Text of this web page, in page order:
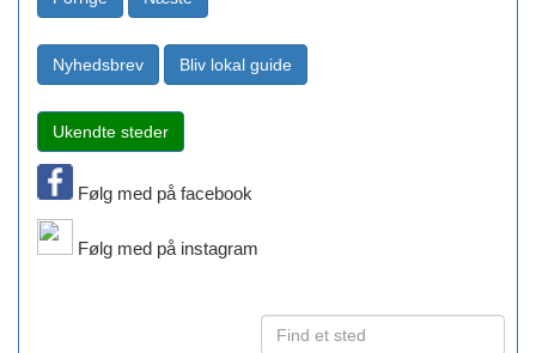
Følg med på facebook
Følg med på instagram